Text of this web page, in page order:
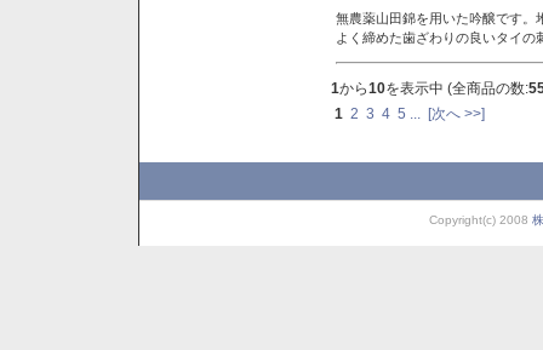
無農薬山田錦を用いた吟醸です
よく締めた歯ざわりの良いタイ
1から10を表示中 (全商品の数:
1 2 3 4 5 [次へ >>]
Copyright(c) 2008